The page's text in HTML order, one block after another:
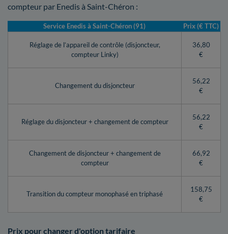
compteur par Enedis à Saint-Chéron :
Service Enedis à Saint-Chéron (91) Prix (€ TTC)
Réglage de l’appareil de contrôle (disjoncteur,
compteur Linky)
36,80
€
Changement du disjoncteur
56,22
€
Réglage du disjoncteur + changement de compteur
56,22
€
Changement de disjoncteur + changement de
compteur
66,92
€
Transition du compteur monophasé en triphasé
158,75
€
Prix pour changer d'option tarifaire